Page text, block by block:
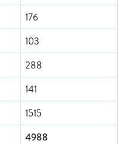
176
103
288
141
1515
4988